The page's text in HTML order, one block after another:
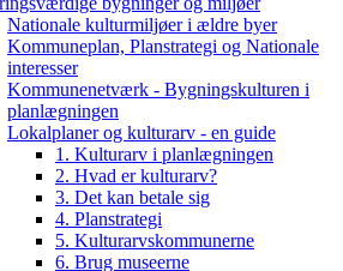
Nationale kulturmiljøer i ældre byer
Kommuneplan, Planstrategi og Nationale
interesser
Kommunenetværk - Bygningskulturen i
planlægningen
Lokalplaner og kulturarv - en guide
1. Kulturarv i planlægningen
2. Hvad er kulturarv?
3. Det kan betale sig
4. Planstrategi
5. Kulturarvskommunerne
6. Brug museerne